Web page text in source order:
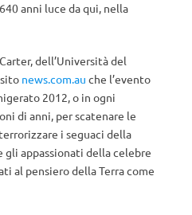
anni luce da qui, nella
dell’Università del
news.com.au che l’evento
2012, o in ogni
di anni, per scatenare le
i seguaci della
gli appassionati della celebre
al pensiero della Terra come